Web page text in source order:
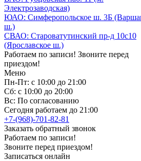
Электрозаводская)
ЮАО: Симферопольское ш. 3Б
ш.)
СВАО: Староватутинский пр-д 10с10
(Ярославское ш.)
Работаем по записи! Звоните перед
приездом!
Меню
Пн-Пт: с 10:00 до 21:00
Сб: с 10:00 до 20:00
Вс: По согласованию
Сегодня работаем до 21:00
+7-(968)-701-82-81
Заказать обратный звонок
Работаем по записи!
Звоните перед приездом!
Записаться онлайн